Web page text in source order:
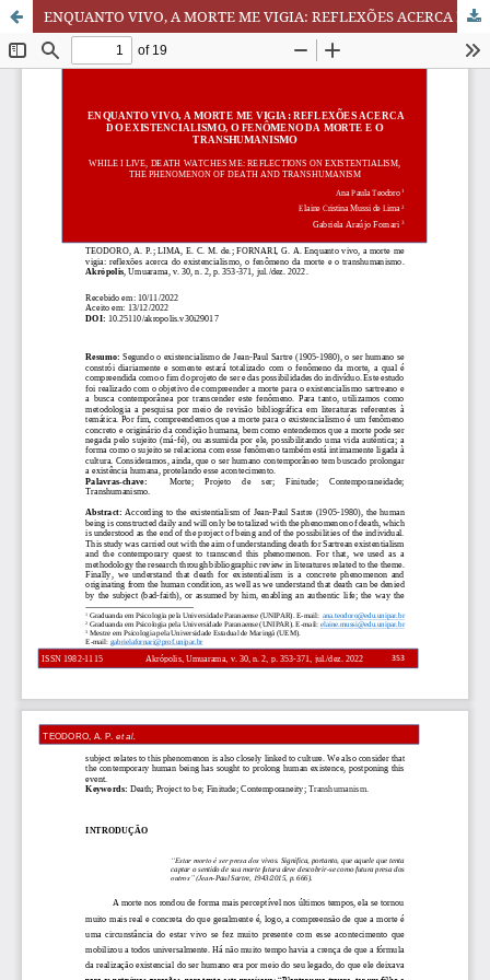
ENQUANTO VIVO, A MORTE ME VIGIA: REFLEXÕES ACERCA DO EXISTENCIALISMO, O FENÔMENO DA MORTE E O TRANSHUMANISMO